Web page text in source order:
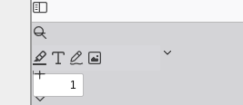
to
PDF
content